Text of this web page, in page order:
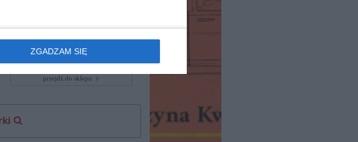
ZGADZAM SIĘ
SFEROFLEX 0SF2296 131
przejdź do sklepu